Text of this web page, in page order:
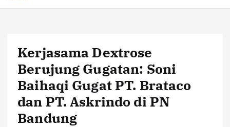
Kerjasama Dextrose
Berujung Gugatan: Soni
Baihaqi Gugat PT. Brataco
dan PT. Askrindo di PN
Bandung